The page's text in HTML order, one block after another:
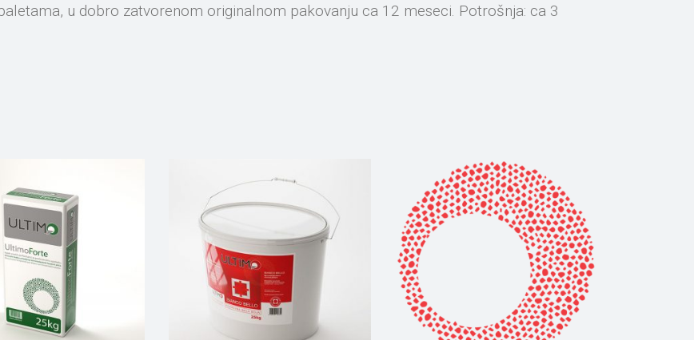
u dobro zatvorenom originalnom pakovanju ca 12 meseci. Potrošnja: ca 3